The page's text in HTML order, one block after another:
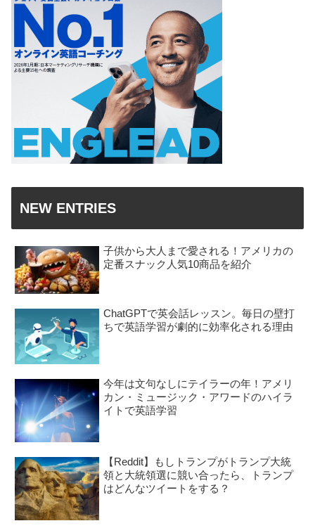
NEW ENTRIES
子供から大人まで愛される！アメリカの
定番スナック人気10商品を紹介
ChatGPTで英会話レッスン。毎日の壁打
ちで英語学習が劇的に効率化される理由
今年は文句なしにテイラーの年！アメリ
カン・ミュージック・アワードのハイラ
イトで英語学習
【Reddit】もしトランプがトランプ大統
領と大統領選に競い合ったら、トランプ
はどんなツイートをする？